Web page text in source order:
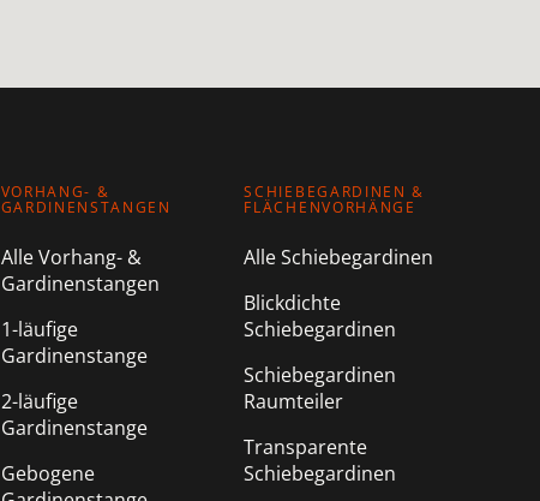
VORHANG- &
GARDINENSTANGEN
Alle Vorhang- &
Gardinenstangen
1-läufige
Gardinenstange
2-läufige
Gardinenstange
Gebogene
SCHIEBEGARDINEN &
FLÄCHENVORHÄNGE
Alle Schiebegardinen
Blickdichte
Schiebegardinen
Schiebegardinen
Raumteiler
Transparente
Schiebegardinen